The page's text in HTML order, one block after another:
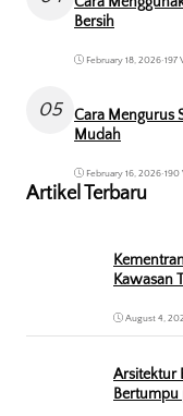
Bersih
February 18, 2026•197
05
Cara Mengurus
Mudah
February 16, 2026•190
Artikel Terbaru
Kawasan
August 4,
Arsitektur
Bertumpu